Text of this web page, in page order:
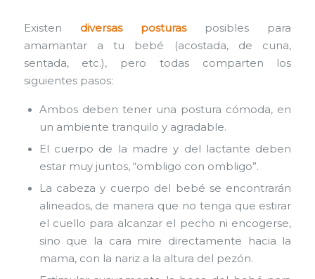
Existen diversas posturasposibles para
amamantar a tu bebé (acostada, de cuna,
sentada, etc.), pero todas comparten los
siguientes pasos:
Ambos deben tener una postura cómoda, en
un ambiente tranquilo y agradable.
El cuerpo de la madre y del lactante deben
estar muy juntos, “ombligo con ombligo”.
La cabeza y cuerpo del bebé se encontrarán
alineados, de manera que no tenga que estirar
el cuello para alcanzar el pecho ni encogerse,
sino que la cara mire directamente hacia la
mama, con la nariz a la altura del pezón.